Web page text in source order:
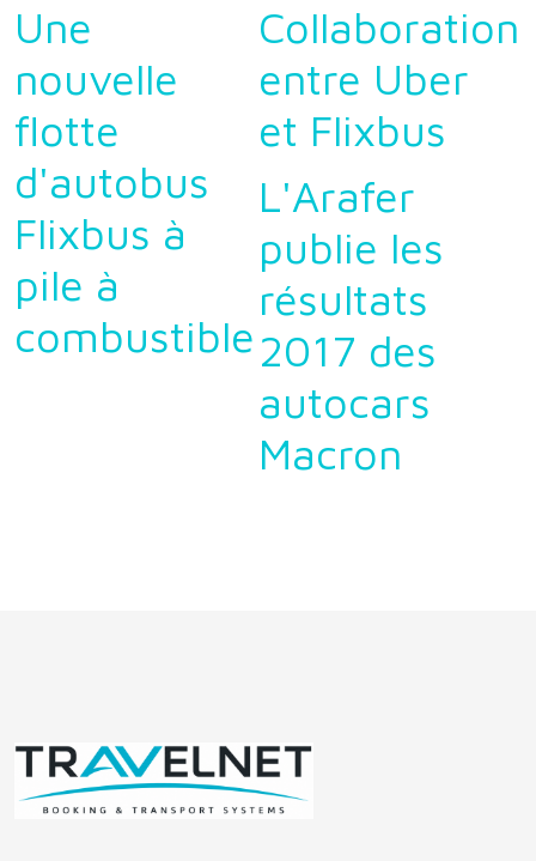
Une
nouvelle
flotte
d'autobus
Flixbus à
pile à
combustible
Collaboration
entre Uber
et Flixbus
L'Arafer
publie les
résultats
2017 des
autocars
Macron